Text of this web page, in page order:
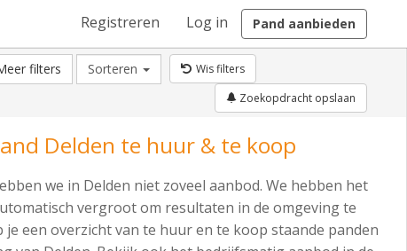
Registreren Log in Pand aanbieden
filters Sorteren
Wis filters
Zoekopdracht opslaan
Delden te huur & te koop
we in Delden niet zoveel aanbod. We hebben het
vergroot om resultaten in de omgeving te
je een overzicht van te huur en te koop staande panden